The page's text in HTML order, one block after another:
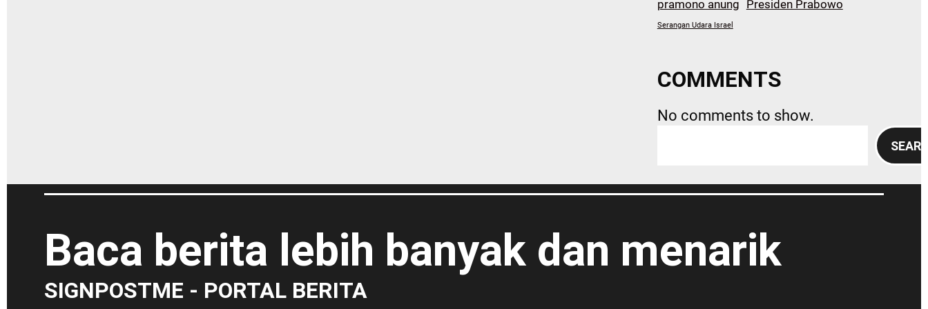
pramono anung Presiden Prabowo
Serangan Udara Israel
COMMENTS
No comments to show.
r
Baca berita lebih banyak dan menarik
SIGNPOSTME - PORTAL BERITA